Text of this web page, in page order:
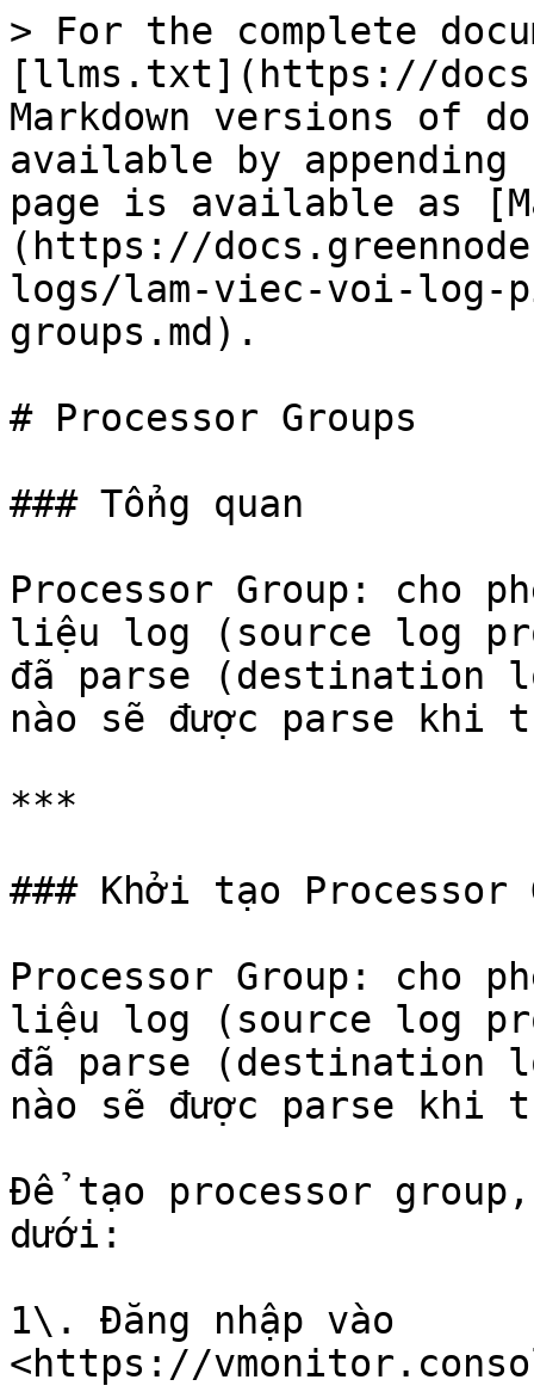
> For the complete
[llms.txt](https://
Markdown versions of
available by
page is available as
(https://
logs/lam-viec-voi-log-
groups.md).
# Processor Groups
### Tổng quan
Processor Group: cho
liệu log (source log
đã parse (destination
nào sẽ được parse khi
***
### Khởi tạo Processor
Processor Group: cho
liệu log (source log
đã parse (destination
nào sẽ được parse khi
Để tạo processor
dưới:
1\. Đăng nhập vào
<https://